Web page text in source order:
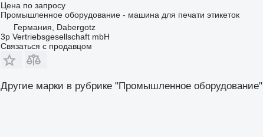
Цена по запросу
Промышленное оборудование - машина для печати этикеток
Германия, Dabergotz
3p Vertriebsgesellschaft mbH
Связаться с продавцом
Другие марки в рубрике "Промышленное оборудование"